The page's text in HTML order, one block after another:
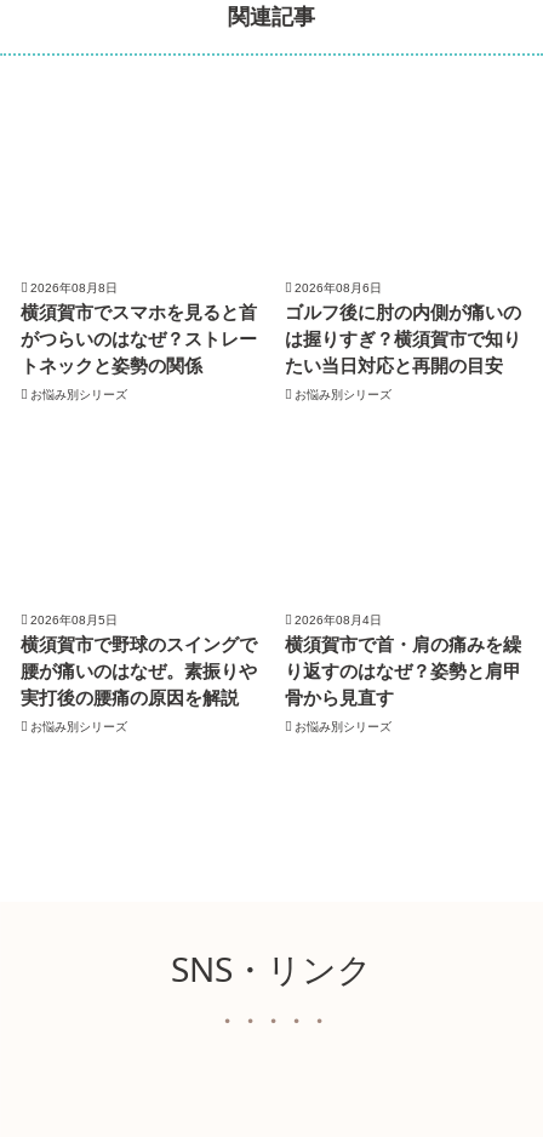
関連記事
2026年08月8日
横須賀市でスマホを見ると首
がつらいのはなぜ？ストレー
トネックと姿勢の関係
お悩み別シリーズ
2026年08月6日
ゴルフ後に肘の内側が痛いの
は握りすぎ？横須賀市で知り
たい当日対応と再開の目安
お悩み別シリーズ
2026年08月5日
横須賀市で野球のスイングで
腰が痛いのはなぜ。素振りや
実打後の腰痛の原因を解説
お悩み別シリーズ
2026年08月4日
横須賀市で首・肩の痛みを繰
り返すのはなぜ？姿勢と肩甲
骨から見直す
お悩み別シリーズ
SNS・リンク